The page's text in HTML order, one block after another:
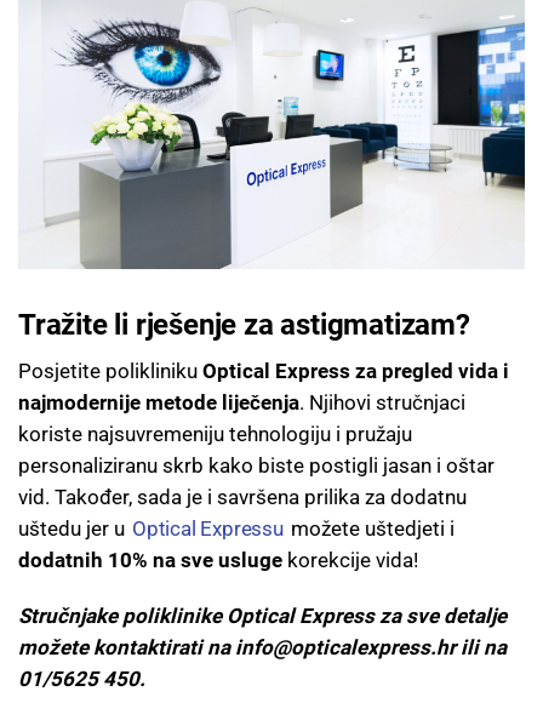
Tražite li rješenje za astigmatizam?
Posjetite polikliniku Optical Express za pregled vida i
najmodernije metode liječenja. Njihovi stručnjaci
koriste najsuvremeniju tehnologiju i pružaju
personaliziranu skrb kako biste postigli jasan i oštar
vid. Također, sada je i savršena prilika za dodatnu
uštedu jer u Optical Expressu možete uštedjeti i
dodatnih 10% na sve usluge korekcije vida!
Stručnjake poliklinike Optical Express za sve detalje
možete kontaktirati na info@opticalexpress.hrili na
01/5625 450.